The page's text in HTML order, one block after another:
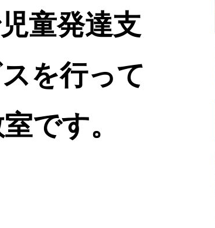
童発達支
を行って
です。